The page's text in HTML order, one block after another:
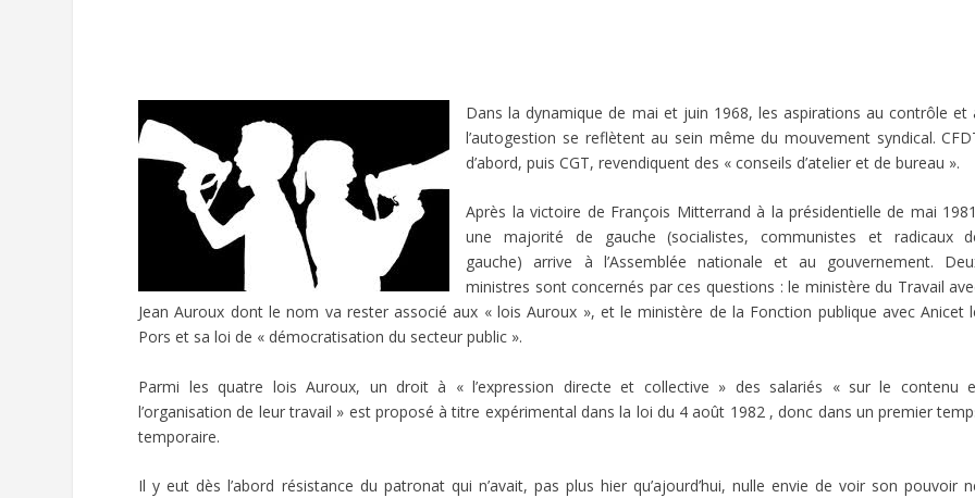
Dans la dynamique de mai et juin 1968, les aspirations au contrôle et
l’autogestion se reflètent au sein même du mouvement syndical.
d’abord, puis CGT, revendiquent des « conseils d’atelier et de bureau ».
Après la victoire de François Mitterrand à la présidentielle de mai
une majorité de gauche (socialistes, communistes et radicaux
gauche) arrive à l’Assemblée nationale et au gouvernement.
ministres sont concernés par ces questions : le ministère du Travail
Jean Auroux dont le nom va rester associé aux « lois Auroux », et le ministère de la Fonction publique avec Anicet
Pors et sa loi de « démocratisation du secteur public ».
Parmi les quatre lois Auroux, un droit à « l’expression directe et collective » des salariés « sur le contenu
l’organisation de leur travail » est proposé à titre expérimental dans la loi du 4 août 1982 , donc dans un premier
temporaire.
Il y eut dès l’abord résistance du patronat qui n’avait, pas plus hier qu’ajourd’hui, nulle envie de voir son pouvoir